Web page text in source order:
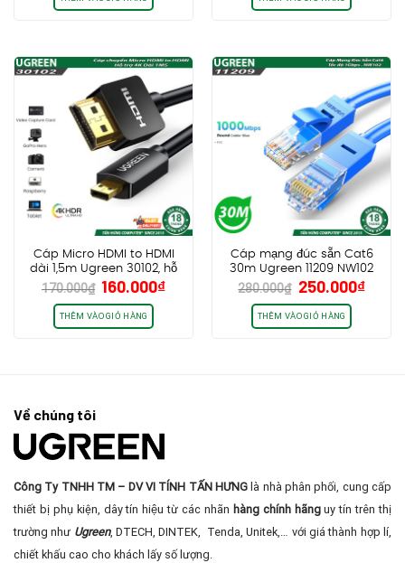
320.000₫.
240.000₫.
Cáp Micro HDMI to HDMI
dài 1,5m Ugreen 30102, hỗ
trợ 4K60Hz HDR
170.000₫ Giá
gốc
là:
170.000₫.
160.000₫Giá
THÊM VÀO GIỎ HÀNG
Cáp mạng đúc sẵn Cat6
30m Ugreen 11209 NW102
280.000₫ Giá
gốc
là:
280.000₫.
250.000₫Giá
THÊM VÀO GIỎ HÀNG
Về chúng tôi
Công Ty TNHH TM – DV VI TÍNH TẤN HƯNG là nhà phân phối, cung cấp
thiết bị phụ kiện, dây tín hiệu từ các nhãn hàng chính hãnguy tín trên thị
trường như Ugreen, DTECH, DINTEK, Tenda, Unitek,… với giá thành hợp lí,
chiết khấu cao cho khách lấy số lượng.